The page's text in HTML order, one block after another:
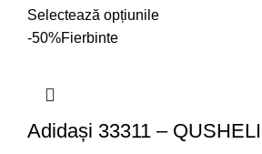
Selectează opțiunile
-50%Fierbinte
Adidași 33311 – QUSHELI